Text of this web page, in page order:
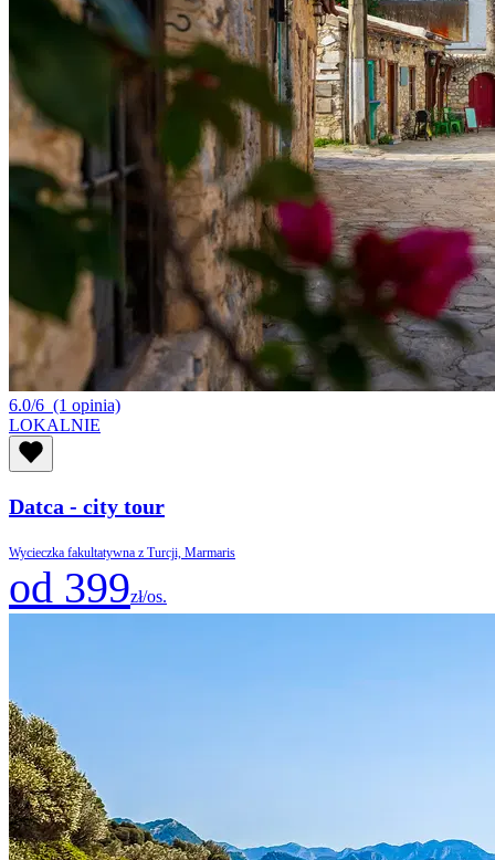
6.0/6 (1 opinia)
LOKALNIE
Datca - city tour
Wycieczka fakultatywna z Turcji, Marmaris
od 399zł/os.